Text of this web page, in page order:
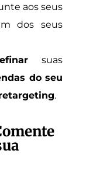
aos seus
dos seus
suas
do seu
.